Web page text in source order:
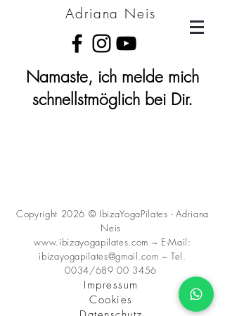
Adriana Neis
Namaste, ich melde mich
schnellstmöglich bei Dir.
Copyright 2026 © IbizaYogaPilates - Adriana
Neis
www.ibizayogapilates.com ~ E-Mail:
ibizayogapilates@gmail.com ~ Tel.
0034/689 00 3456
Impressum
Cookies